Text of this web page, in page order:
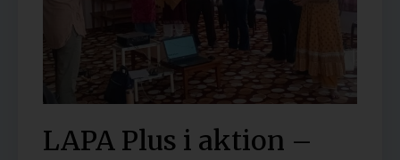
LAPA Plus i aktion –